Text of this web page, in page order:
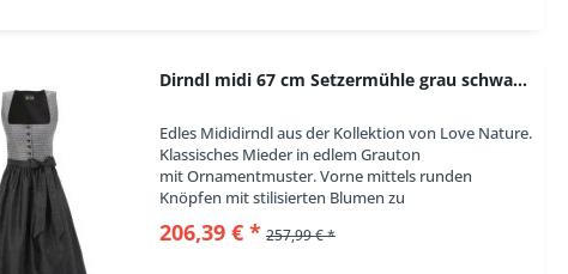
Dirndl midi 67 cm Setzermühle grau schwarz Love...
Edles Mididirndl aus der Kollektion von Love Nature.
Klassisches Mieder in edlem Grauton
mit Ornamentmuster. Vorne mittels runden
Knöpfen mit stilisierten Blumen zu
Paspel. Der leichte...
206,39 € * 257,99 € *